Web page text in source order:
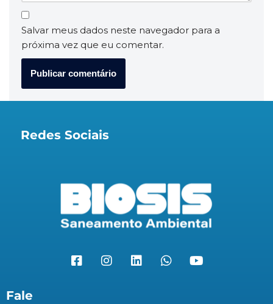
Salvar meus dados neste navegador para a
próxima vez que eu comentar.
Redes Sociais
Fale